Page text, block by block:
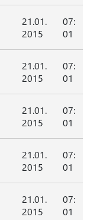
21.01.
2015
07:
01
21.01.
2015
07:
01
21.01.
2015
07:
01
21.01.
2015
07:
01
21.01.
2015
07:
01